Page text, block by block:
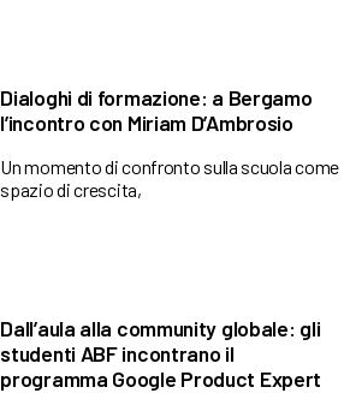
Dialoghi di formazione: a Bergamo
l’incontro con Miriam D’Ambrosio
Un momento di confronto sulla scuola come
spazio di crescita,
Dall’aula alla community globale: gli
studenti ABF incontrano il
programma Google Product Expert